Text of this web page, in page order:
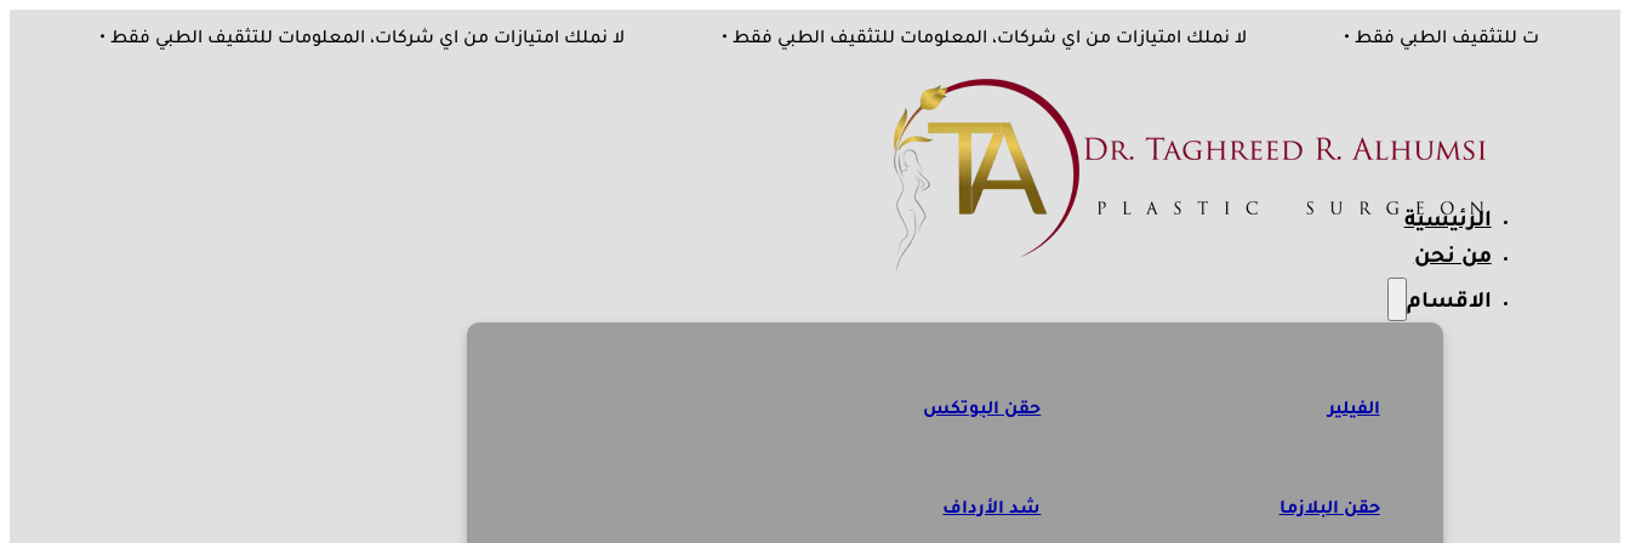
المعلومات للتثقيف الطبي فقط • لا نملك امتيازات من اي شركات، المعلومات للتثقيف الطبي فقط • لا نملك امتيازات من اي شركات، المعلومات للتثقيف الطبي فقط •
الرئيسية
من نحن
الاقسام
الفيلير
حقن البلازما
حقن البوتكس
شد الأرداف